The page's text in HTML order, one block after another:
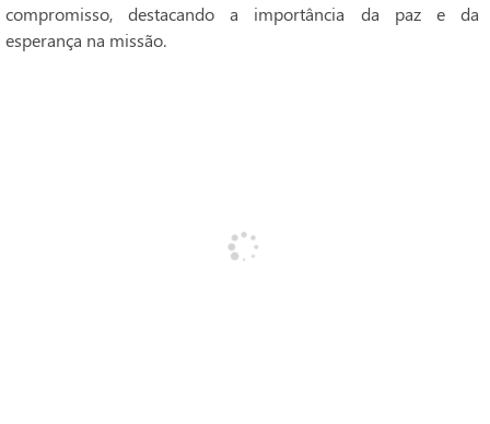
compromisso, destacando a importância da paz e da
esperança na missão.